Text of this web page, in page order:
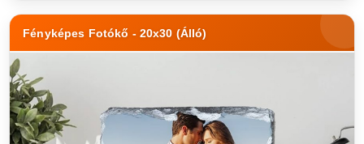
Fényképes Fotókő - 20x30 (Álló)